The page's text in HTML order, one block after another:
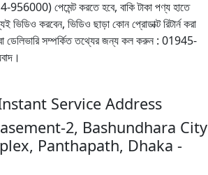
পেমেন্ট করতে হবে, বাকি টাকা পণ্য হাতে
করবেন, ভিডিও ছাড়া কোন প্রোডাক্ট রিটার্ন করা
ডেলিভারি সম্পর্কিত তথ্যের জন্য কল করুন : 01945-
Service Address
2, Bashundhara City
Panthapath, Dhaka -